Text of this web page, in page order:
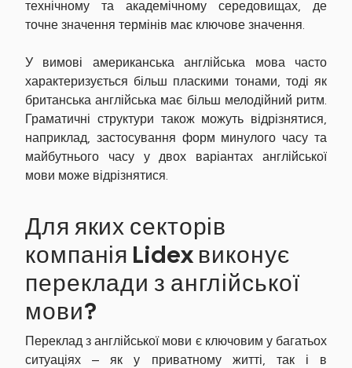
технічному та академічному середовищах, де
точне значення термінів має ключове значення.
У вимові американська англійська мова часто
характеризується більш пласкими тонами, тоді як
британська англійська має більш мелодійний ритм.
Граматичні структури також можуть відрізнятися,
наприклад, застосування форм минулого часу та
майбутнього часу у двох варіантах англійської
мови може відрізнятися.
Для яких секторів
компанія Lidex виконує
переклади з англійської
мови?
Переклад з англійської мови є ключовим у багатьох
ситуаціях – як у приватному житті, так і в